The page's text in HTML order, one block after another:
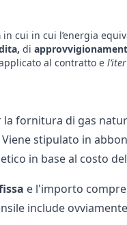
in cui in cui l’energia
di
al contratto e l’iter
la fornitura di gas
stipulato in
in base al costo
e l'importo
include